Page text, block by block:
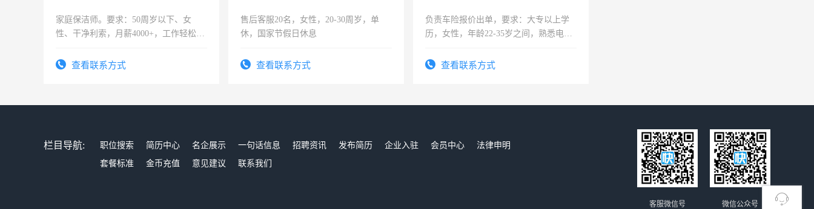
家庭保洁师。要求：50周岁以下、女
性、干净利索，月薪4000+，工作轻松，
太太等。查看联系方式
售后客服20名，女性，20-30周岁，单
休，国家节假日休息
查看联系方式
负责车险报价出单，要求：大专以上学
历，女性，年龄22-35岁之间，熟悉电脑
试用期1-3个月，转正后交纳五险，
查看联系方式
栏目导航: 职位搜索 简历中心 名企展示 一句话信息 招聘资讯 发布简历 企业入驻 会员中心
法律申明
套餐标准
金币充值 意见建议 联系我们
微信公众号
客服微信号